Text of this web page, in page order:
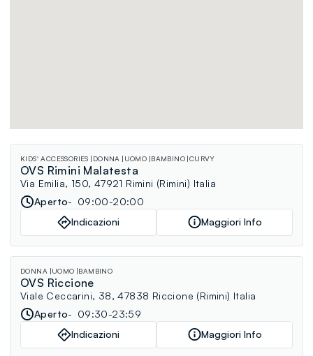
KIDS' ACCESSORIES DONNA UOMO BAMBINO CURVY
OVS Rimini Malatesta
Via Emilia, 150, 47921 Rimini (Rimini) Italia
Aperto
09:00-20:00
Indicazioni
Maggiori Info
DONNA UOMO BAMBINO
OVS Riccione
Viale Ceccarini, 38, 47838 Riccione (Rimini) Italia
Aperto
09:30-23:59
Indicazioni
Maggiori Info